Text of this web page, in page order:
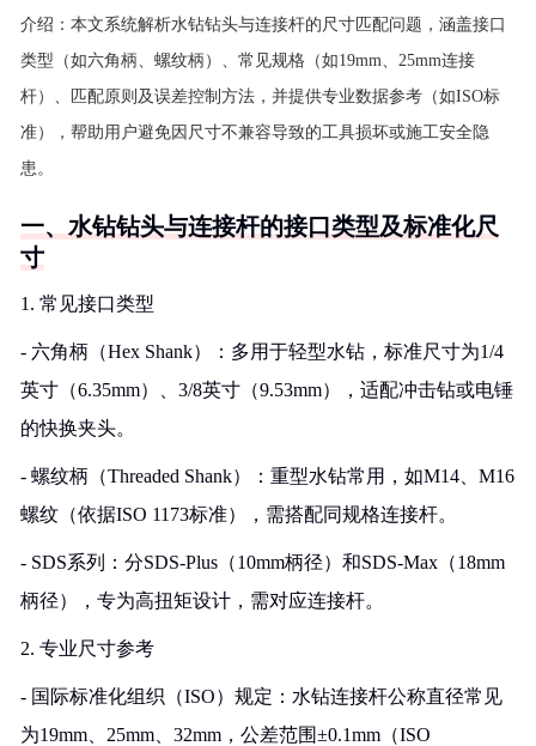
介绍： 本文系统解析水钻钻头与连接杆的尺寸匹配问题，涵盖接口
类型（如六角柄、螺纹柄）、常见规格（如19mm、25mm连接
杆）、匹配原则及误差控制方法，并提供专业数据参考（如ISO标
准），帮助用户避免因尺寸不兼容导致的工具损坏或施工安全隐
患。
一、水钻钻头与连接杆的接口类型及标准化尺
寸
1. 常见接口类型
- 六角柄（Hex Shank）：多用于轻型水钻，标准尺寸为1/4
英寸（6.35mm）、3/8英寸（9.53mm），适配冲击钻或电锤
的快换夹头。
- 螺纹柄（Threaded Shank）：重型水钻常用，如M14、M16
螺纹（依据ISO 1173标准），需搭配同规格连接杆。
- SDS系列：分SDS-Plus（10mm柄径）和SDS-Max（18mm
柄径），专为高扭矩设计，需对应连接杆。
2. 专业尺寸参考
- 国际标准化组织（ISO）规定：水钻连接杆公称直径常见
为19mm、25mm、32mm，公差范围±0.1mm（ISO